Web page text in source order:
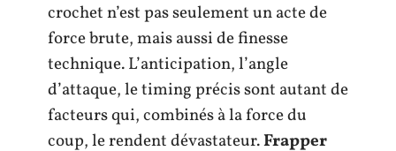
crochet n’est pas seulement un acte de
force brute, mais aussi de finesse
technique. L’anticipation, l’angle
d’attaque, le timing précis sont autant de
facteurs qui, combinés à la force du
coup, le rendent dévastateur.Frapper